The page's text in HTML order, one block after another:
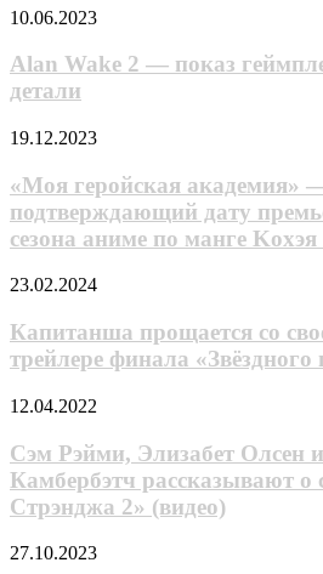
игр
роликами
в TikTok
Alan
2
показ
за
и
новые
детали
10.06.2023
Alan Wake 2 — показ
детали
«Моя
академия»
—
трейлер,
подтверждающий
премьеры
сезона
аниме
по
манге
Xopикocи
19.12.2023
«Моя геройская академия»
подтверждающий дату
сезона аниме по манге
Капитанша
со
своей
командой
трейлере
«Звёздного
пути:
Дискавери»
23.02.2024
Капитанша прощается со
трейлере финала
Сэм
Элизабет
Олсен
и
Бенедикт
рассказывают
12.04.2022
Сэм Рэйми, Элизабет Олсен
Камбербэтч рассказывают о
Стрэнджа 2» (видео)
Лapиca
27.10.2023